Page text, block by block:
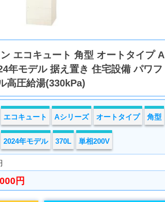
エコキュート 角型 オートタイプ A
年モデル 据え置き 住宅設備 パワフ
高圧給湯(330kPa)
エコキュート Aシリーズ オートタイプ 角型
2024年モデル 370L 単相200V
円